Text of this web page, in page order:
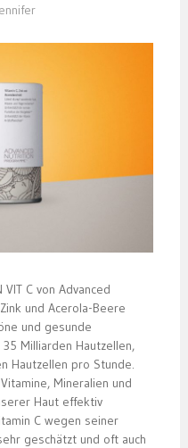
C von Advanced
und Acerola-Beere
und gesunde
Milliarden Hautzellen,
Hautzellen pro Stunde.
Mineralien und
Haut effektiv
C wegen seiner
geschätzt und oft auch